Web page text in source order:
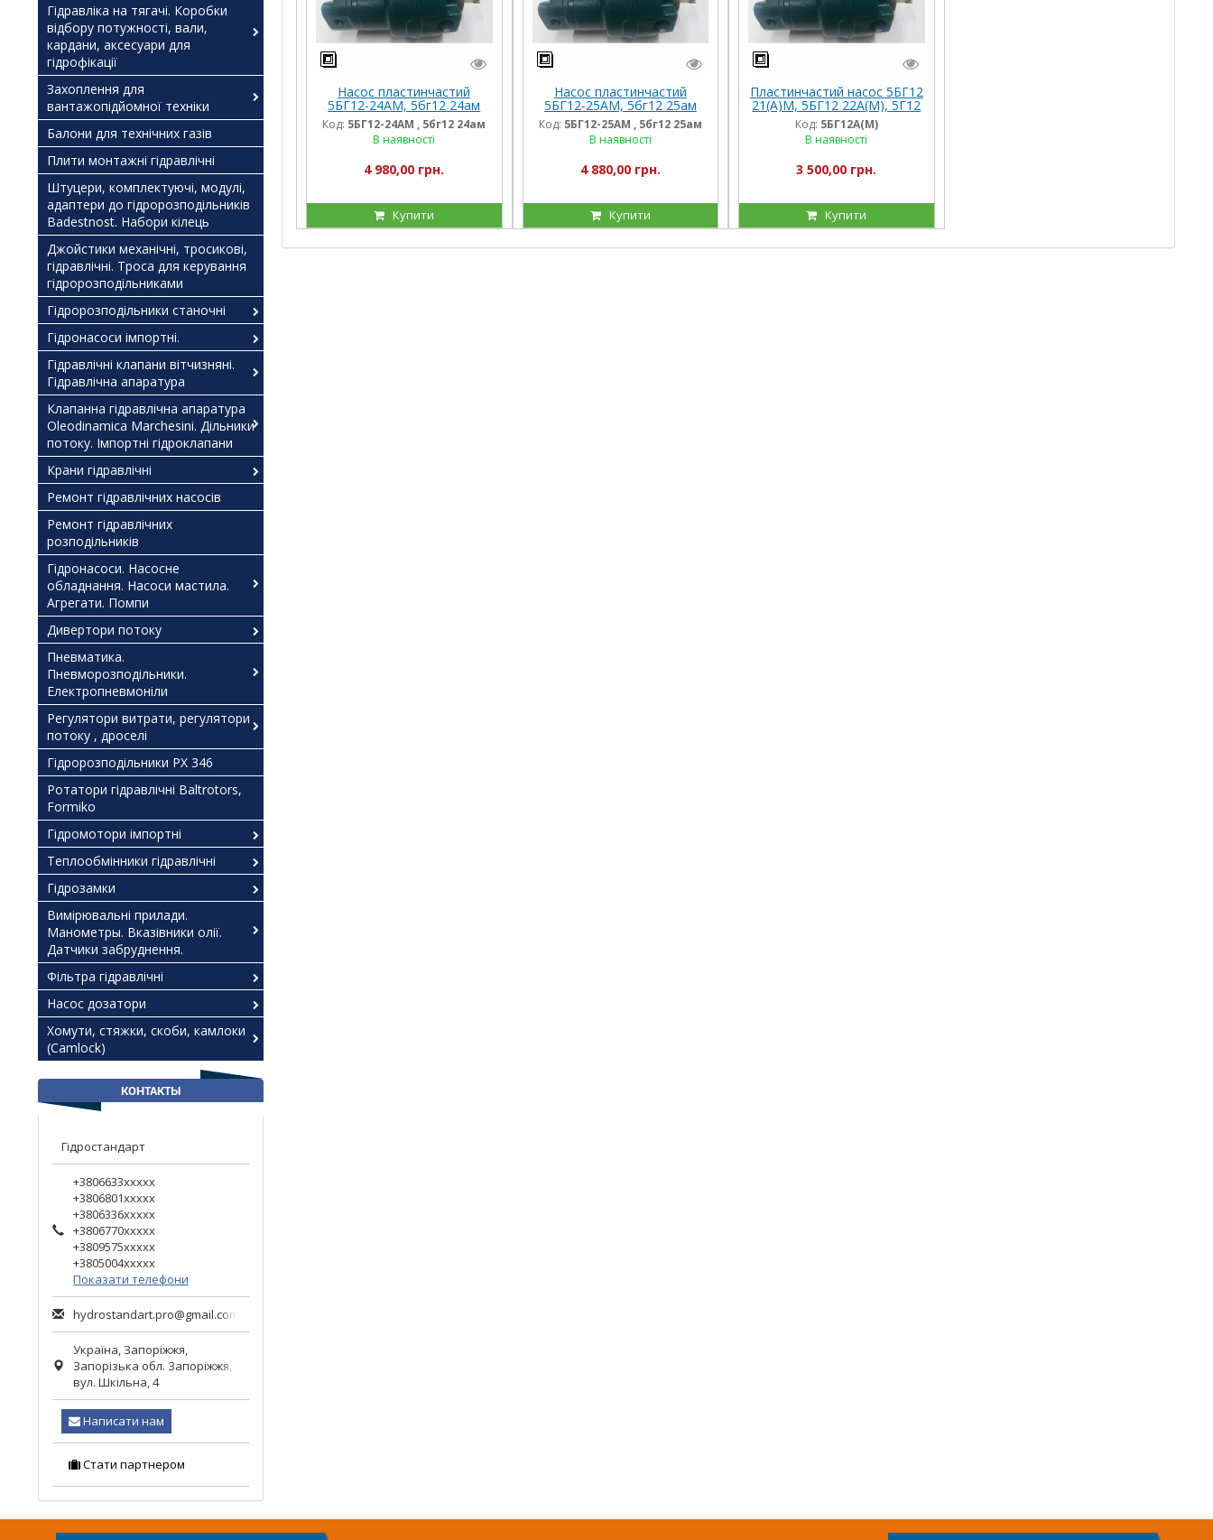
Насос пластинчастий
5БГ12-24АМ, 5бг12 24ам
Код: 5БГ12-24АМ , 5бг12 24ам
В наявності
4 980,00 грн.
Купити
Насос пластинчастий
5БГ12-25АМ, 5бг12 25ам
Код: 5БГ12-25АМ , 5бг12 25ам
В наявності
4 880,00 грн.
Купити
Пластинчастий насос 5БГ12
21(А)М, 5БГ12 22А(М), 5Г12
23А(М), 5БГ12 24(А)М,
5БГ12 25(А)М
Код: 5БГ12А(М)
В наявності
3 500,00 грн.
Купити
Гідравліка на тягачі. Коробки
відбору потужності, вали,
кардани, аксесуари для
гідрофікації
Захоплення для
вантажопідйомної техніки
Балони для технічних газів
Плити монтажні гідравлічні
Штуцери, комплектуючі, модулі,
адаптери до гідророзподільників
Badestnost. Набори кілець
Джойстики механічні, тросикові,
гідравлічні. Троса для керування
гідророзподільниками
Гідророзподільники станочні
Гідронасоси імпортні.
Гідравлічні клапани вітчизняні.
Гідравлічна апаратура
Клапанна гідравлічна апаратура
Oleodinamica Marchesini. Дільники
потоку. Імпортні гідроклапани
Крани гідравлічні
Ремонт гідравлічних насосів
Ремонт гідравлічних
розподільників
Гідронасоси. Насосне
обладнання. Насоси мастила.
Агрегати. Помпи
Дивертори потоку
Пневматика.
Пневморозподільники.
Електропневмоніли
Регулятори витрати, регулятори
потоку , дроселі
Гідророзподільники РХ 346
Ротатори гідравлічні Baltrotors,
Formiko
Гідромотори імпортні
Теплообмінники гідравлічні
Гідрозамки
Вимірювальні прилади.
Манометры. Вказівники олії.
Датчики забруднення.
Фільтра гідравлічні
Насос дозатори
Хомути, стяжки, скоби, камлоки
(Camlock)
КОНТАКТЫ
Гідростандарт
+3806633xxxxx
+3806801xxxxx
+3806336xxxxx
+3806770xxxxx
+3809575xxxxx
+3805004xxxxx
Показати телефони
hydrostandart.pro@gmail.com
Україна, Запоріжжя,
Запорізька обл. Запоріжжя,
вул. Шкільна, 4
Написати нам
Стати партнером